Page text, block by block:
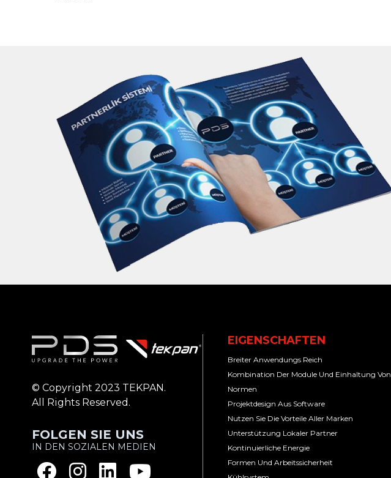
© Copyright 2023 TEKPAN.
All Rights Reserved.
FOLGEN SIE UNS
IN DEN SOZIALEN MEDIEN
EIGENSCHAFTEN
Breiter Anwendungs Reich
Kombination Der Module Und Einhaltung Von
Normen
Projektdesign Aus Software
Nutzen Sie Die Vorteile Aller Marken
Unterstützung Lokaler Partner
Kontinuierliche Energie
Formen Und Arbeitssicherheit